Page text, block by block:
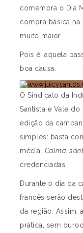
comemora o Dia
compra básica
muito maior.
Pois é, aquela
boa causa.
O Sindicato da
Santista e Vale do
edição da
simples: basta
média. Calma,
credenciadas.
Durante o dia da
francês serão
da região. Assim,
prática, sem